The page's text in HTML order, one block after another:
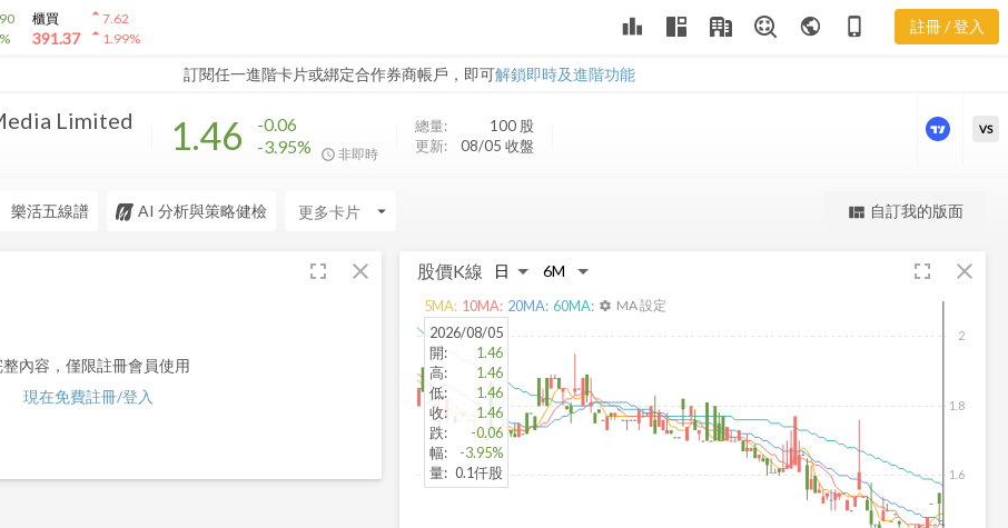
%
櫃買
391.37
arrow_drop_up7.62
arrow_drop_up1.99% leaderboard public phone_iphone 註冊 / 登入
訂閱任一進階卡片或綁定合作券商帳戶，即可解鎖即時及進階功能
勢
Limited 1.46
-0.06
-3.95%
非即時
總量: 100 股
更新:
08/05 收盤
更強大的進階價量圖表
VS
樂活五線譜 AI 分析與策略健檢 arrow_drop_down view_quilt 自訂我的版面
fullscreen close
整內容，僅限註冊會員使用
現在免費註冊/登入
股價K線 fullscreen close
1.6
1.8
2
2026/08/05
開:
1.46
高:
1.46
低:
1.46
收:
1.46
跌:
-0.06
幅:
-3.95%
量: 0.1仟股
5MA: 10MA: 20MA: 60MA: settings MA 設定